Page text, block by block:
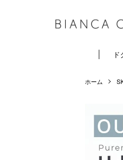
ホーム